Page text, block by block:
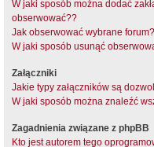
W jaki sposób można dodać
obserwować??
Jak obserwować wybrane forum?
W jaki sposób usunąć
Załączniki
Jakie typy załączników są
W jaki sposób można znaleźć
Zagadnienia związane z phpBB
Kto jest autorem tego